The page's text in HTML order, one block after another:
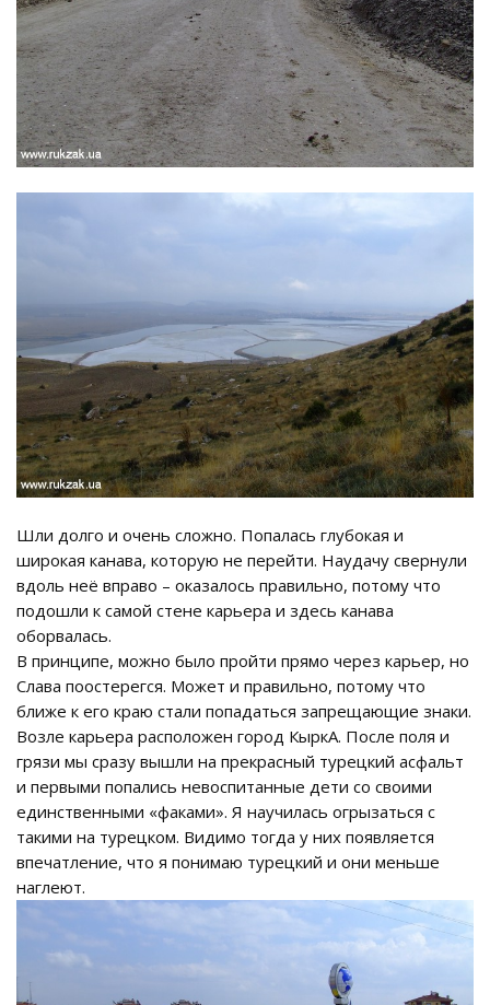
Шли долго и очень сложно. Попалась глубокая и
широкая канава, которую не перейти. Наудачу свернули
вдоль неё вправо – оказалось правильно, потому что
подошли к самой стене карьера и здесь канава
оборвалась.
В принципе, можно было пройти прямо через карьер, но
Слава поостерегся. Может и правильно, потому что
ближе к его краю стали попадаться запрещающие знаки.
Возле карьера расположен город КыркА. После поля и
грязи мы сразу вышли на прекрасный турецкий асфальт
и первыми попались невоспитанные дети со своими
единственными «факами». Я научилась огрызаться с
такими на турецком. Видимо тогда у них появляется
впечатление, что я понимаю турецкий и они меньше
наглеют.